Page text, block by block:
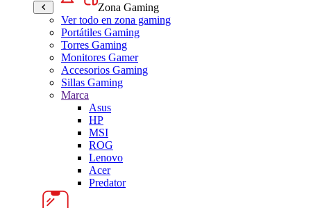
Zona Gaming
Ver todo en zona gaming
Portátiles Gaming
Torres Gaming
Monitores Gamer
Accesorios Gaming
Sillas Gaming
Marca
Asus
HP
MSI
ROG
Lenovo
Acer
Predator